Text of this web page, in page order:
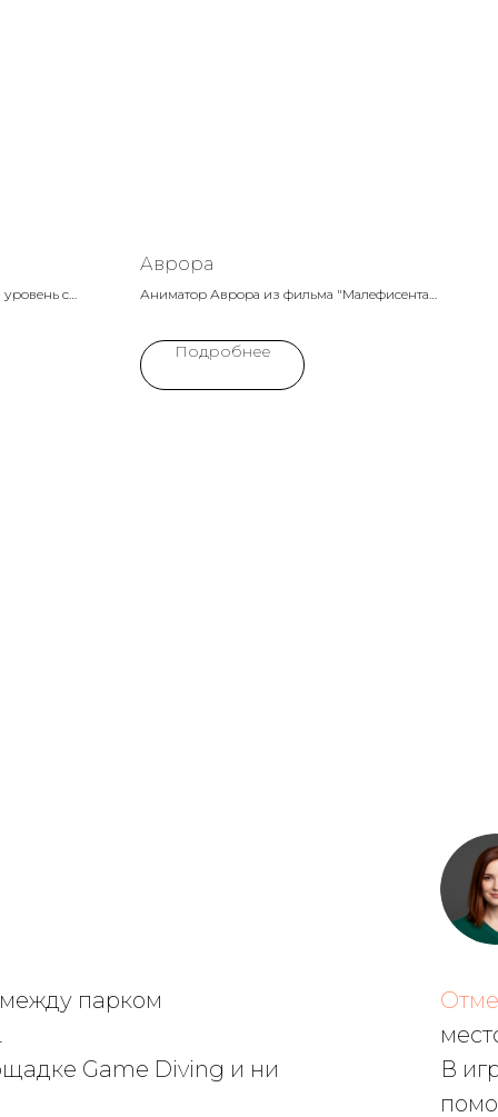
с
веселых
Аврора
Аниматор Аврора из фильма "Малефисента"
персонажем. Ее история о преодолении и
истинной любви окунет детей в мир сказки
и магии.
Подробнее
парком
Game Diving и ни
В